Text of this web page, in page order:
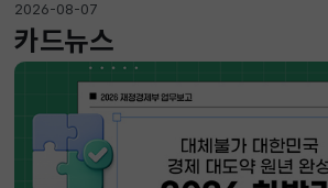
2026-08-07
카드뉴스